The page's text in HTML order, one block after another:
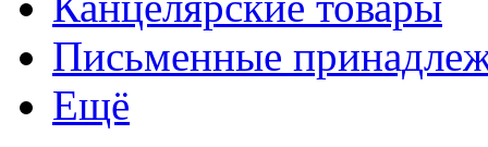
Письменные
Ещё